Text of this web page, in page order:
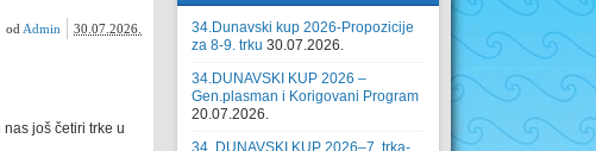
30.07.2026.
od Admin
još četiri trke u
34.Dunavski kup 2026-Propozicije
za 8-9. trku 30.07.2026.
34.DUNAVSKI KUP 2026 –
Gen.plasman i Korigovani Program
20.07.2026.
34. DUNAVSKI KUP 2026–7. trka-